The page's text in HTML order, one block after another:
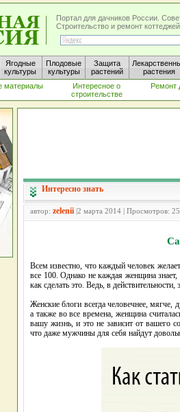
Портал для дачников России.
Строительство и ремонт
Ягодные
культуры
Плодовые
культуры
Защита
растений
растения
материалы
Интересное о
строительстве
Ремонт
Интересно знать
автор: zelenii |2 марта 2014 | Просмотров:
Всем известно, что каждый человек
все 100. Однако не каждая женщина
как сделать это. Ведь, в
Женские блоги всегда человечнее,
а также во все времена, женщина
вашу жизнь, и это не зависит от вашего
что даже мужчины для себя найдут